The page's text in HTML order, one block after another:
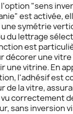
"sens
est activée,
symétrie
du lettrage
est
décorer une vitre
une vitrine. En
l'adhésif est
de la vitre,
correctement
sans inversion